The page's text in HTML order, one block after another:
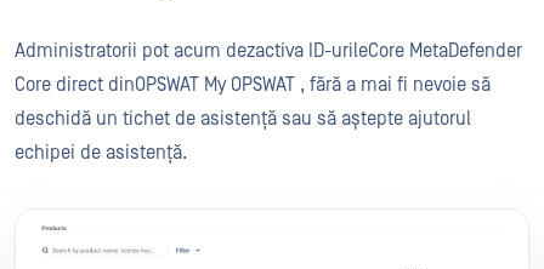
Administratorii pot acum dezactiva ID-urileCore MetaDefender
Core direct dinOPSWAT My OPSWAT , fără a mai fi nevoie să
deschidă un tichet de asistență sau să aștepte ajutorul
echipei de asistență.